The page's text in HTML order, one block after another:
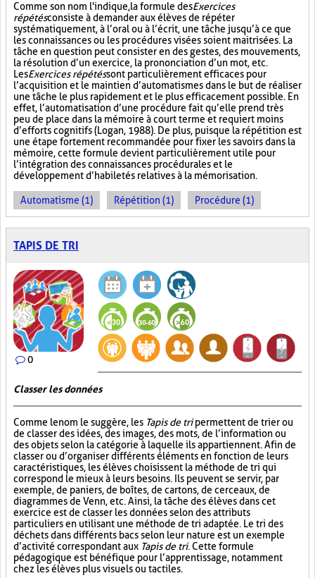
Comme son nom l'indique, la formule desExercices
répétésconsiste à demander aux élèves de répéter
systématiquement, à l’oral ou à l’écrit, une tâche jusqu’à ce que
les connaissances ou les procédures visées soient maitrisées. La
tâche en question peut consister en des gestes, des mouvements,
la résolution d’un exercice, la prononciation d’un mot, etc.
LesExercices répétéssont particulièrement efficaces pour
l’acquisition et le maintien d’automatismes dans le but de réaliser
une tâche le plus rapidement et le plus efficacement possible. En
effet, l’automatisation d’une procédure fait qu’elle prend très
peu de place dans la mémoire à court terme et requiert moins
d’efforts cognitifs (Logan, 1988). De plus, puisque la répétition est
une étape fortement recommandée pour fixer les savoirs dans la
mémoire, cette formule devient particulièrement utile pour
l’intégration des connaissances procédurales et le
développement d’habiletés relatives à la mémorisation.
Automatisme (1) Répétition (1) Procédure (1)
TAPIS DE TRI
0
Classer les données
Comme le nom le suggère, les Tapis de tripermettent de trier ou
de classer des idées, des images, des mots, de l’information ou
des objets selon la catégorie à laquelle ils appartiennent. Afin de
classer ou d’organiser différents éléments en fonction de leurs
caractéristiques, les élèves choisissent la méthode de tri qui
correspond le mieux à leurs besoins. Ils peuvent se servir, par
exemple, de paniers, de boîtes, de cartons, de cerceaux, de
diagrammes de Venn, etc. Ainsi, la tâche des élèves dans cet
exercice est de classer les données selon des attributs
particuliers en utilisant une méthode de tri adaptée. Le tri des
déchets dans différents bacs selon leur nature est un exemple
d’activité correspondant aux Tapis de tri. Cette formule
pédagogique est bénéfique pour l’apprentissage, notamment
chez les élèves plus visuels ou tactiles.